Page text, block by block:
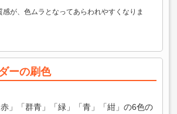
感が、色ムラとなってあらわれやすくなりま
ーの刷色
」「群青」「緑」「青」「紺」の6色の